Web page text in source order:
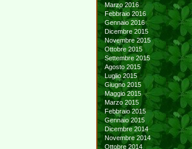
Marzo 2016
Febbraio 2016
Gennaio 2016
Dicembre 2015
Novembre 2015
Ottobre 2015
Settembre 2015
Agosto 2015
Luglio 2015
Giugno 2015
Maggio 2015
Marzo 2015
Febbraio 2015
Gennaio 2015
Dicembre 2014
Novembre 2014
Ottobre 2014